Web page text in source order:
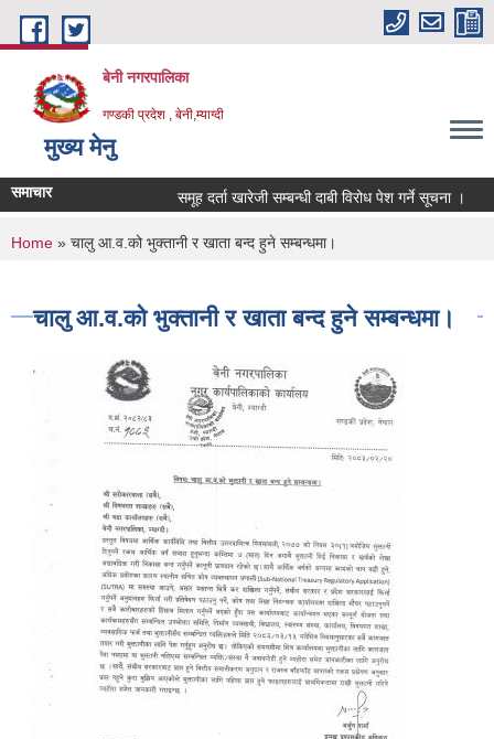
Skip to main content
बेनी नगरपालिका
गण्डकी प्रदेश , बेनी,म्याग्दी
मुख्य मेनु
समाचार समूह दर्ता खारेजी सम्बन्धी दाबी विरोध पेश गर्ने सूचना ।
You are here
Home » चालु आ.व.को भुक्तानी र खाता बन्द हुने सम्बन्धमा।
चालु आ.व.को भुक्तानी र खाता बन्द हुने सम्बन्धमा।